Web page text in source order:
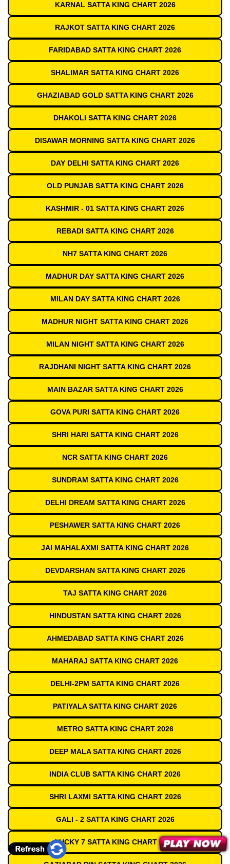
KARNAL SATTA KING CHART 2026
RAJKOT SATTA KING CHART 2026
FARIDABAD SATTA KING CHART 2026
SHALIMAR SATTA KING CHART 2026
GHAZIABAD GOLD SATTA KING CHART 2026
DHAKOLI SATTA KING CHART 2026
DISAWAR MORNING SATTA KING CHART 2026
DAY DELHI SATTA KING CHART 2026
OLD PUNJAB SATTA KING CHART 2026
KASHMIR - 01 SATTA KING CHART 2026
REBADI SATTA KING CHART 2026
NH7 SATTA KING CHART 2026
MADHUR DAY SATTA KING CHART 2026
MILAN DAY SATTA KING CHART 2026
MADHUR NIGHT SATTA KING CHART 2026
MILAN NIGHT SATTA KING CHART 2026
RAJDHANI NIGHT SATTA KING CHART 2026
MAIN BAZAR SATTA KING CHART 2026
GOVA PURI SATTA KING CHART 2026
SHRI HARI SATTA KING CHART 2026
NCR SATTA KING CHART 2026
SUNDRAM SATTA KING CHART 2026
DELHI DREAM SATTA KING CHART 2026
PESHAWER SATTA KING CHART 2026
JAI MAHALAXMI SATTA KING CHART 2026
DEVDARSHAN SATTA KING CHART 2026
TAJ SATTA KING CHART 2026
HINDUSTAN SATTA KING CHART 2026
AHMEDABAD SATTA KING CHART 2026
MAHARAJ SATTA KING CHART 2026
DELHI-2PM SATTA KING CHART 2026
PATIYALA SATTA KING CHART 2026
METRO SATTA KING CHART 2026
DEEP MALA SATTA KING CHART 2026
INDIA CLUB SATTA KING CHART 2026
SHRI LAXMI SATTA KING CHART 2026
GALI - 2 SATTA KING CHART 2026
LUCKY 7 SATTA KING CHART 2026